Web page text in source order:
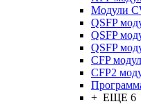
Модули
QSFP
QSFP
QSFP
CFP
CFP2
+ ЕЩЕ 6